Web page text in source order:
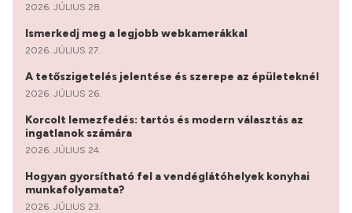
2026. JÚLIUS 28.
Ismerkedj meg a legjobb webkamerákkal
2026. JÚLIUS 27.
A tetőszigetelés jelentése és szerepe az épületeknél
2026. JÚLIUS 26.
Korcolt lemezfedés: tartós és modern választás az
ingatlanok számára
2026. JÚLIUS 24.
Hogyan gyorsítható fel a vendéglátóhelyek konyhai
munkafolyamata?
2026. JÚLIUS 23.